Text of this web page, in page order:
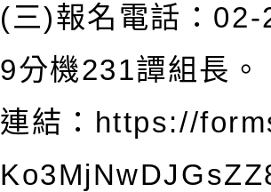
(三)報名電話：
9分機231譚組
連結：https://